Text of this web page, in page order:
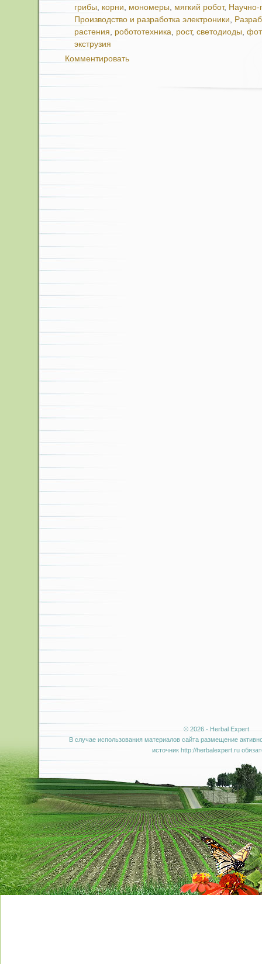
грибы, корни, мономеры, мягкий робот, Научно-
Производство и разработка электроники,
растения, робототехника, рост, светодиоды,
экструзия
Комментировать
© 2026 - Herbal Expert
В случае использования материалов сайта размещение
источник http://herbalexpert.ru